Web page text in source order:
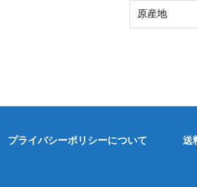
原産地
プライバシーポリシーについて 送